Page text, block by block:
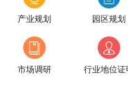
产业规划 园区规划
市场调研 行业地位证